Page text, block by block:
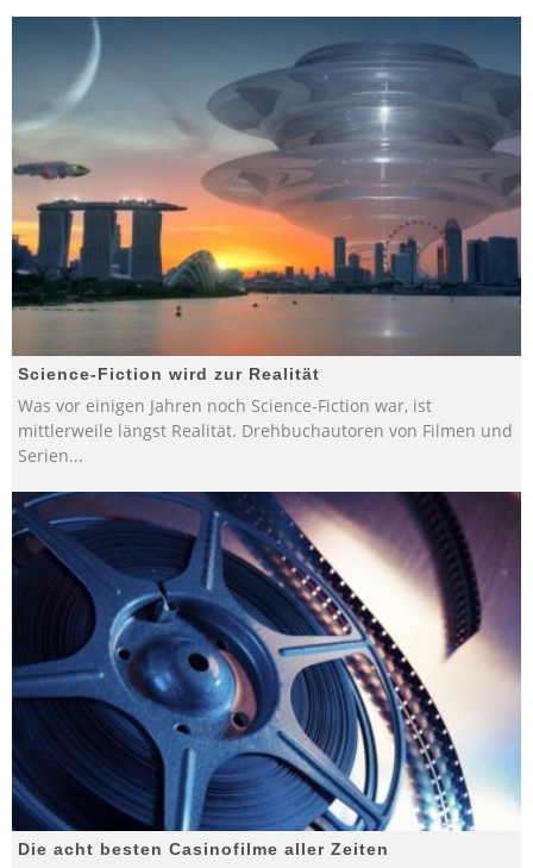
Science-Fiction wird zur Realität
Was vor einigen Jahren noch Science-Fiction war, ist
mittlerweile längst Realität. Drehbuchautoren von Filmen und
Serien...
Die acht besten Casinofilme aller Zeiten